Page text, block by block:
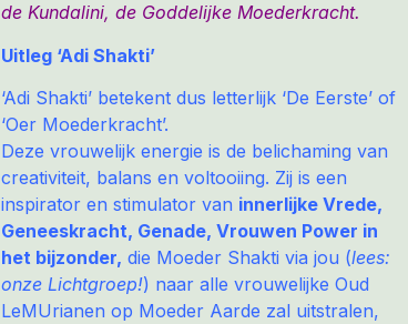
de Kundalini, de Goddelijke Moederkracht.
Uitleg ‘Adi Shakti’
‘Adi Shakti’ betekent dus letterlijk ‘De Eerste’ of
‘Oer Moederkracht’.
Deze vrouwelijk energie is de belichaming van
creativiteit, balans en voltooiing. Zij is een
inspirator en stimulator van innerlijke Vrede,
Geneeskracht, Genade, Vrouwen Power in
het bijzonder, die Moeder Shakti via jou (lees:
onze Lichtgroep!) naar alle vrouwelijke Oud
LeMUrianen op Moeder Aarde zal uitstralen,